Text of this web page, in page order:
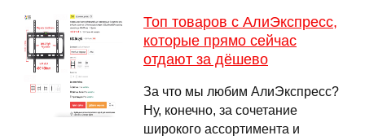
Топ товаров с АлиЭкспресс,
которые прямо сейчас
отдают за дёшево
За что мы любим АлиЭкспресс?
Ну, конечно, за сочетание
широкого ассортимента и